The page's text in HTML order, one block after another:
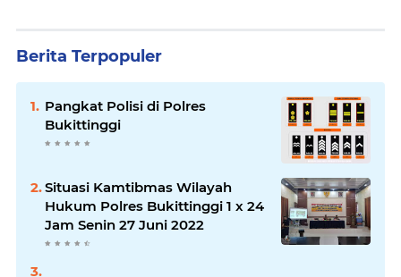
Berita Terpopuler
Pangkat Polisi di Polres
Bukittinggi
Situasi Kamtibmas Wilayah
Hukum Polres Bukittinggi 1 x 24
Jam Senin 27 Juni 2022